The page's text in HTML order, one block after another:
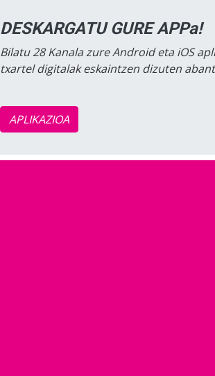
DESKARGATU GURE APPa!
Bilatu 28 Kanala zure Android eta iOS
txartel digitalak eskaintzen dizuten
APLIKAZIOA